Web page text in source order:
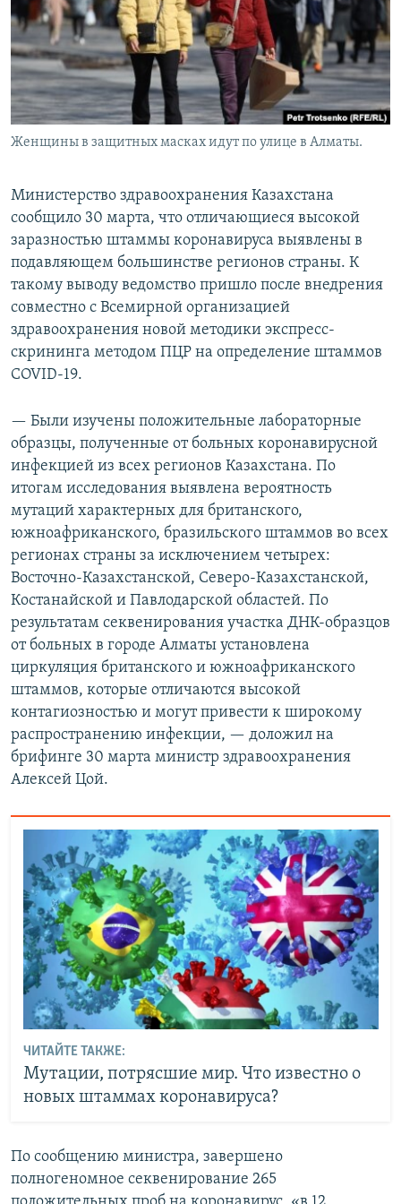
Женщины в защитных масках идут по улице в Алматы.
Министерство здравоохранения Казахстана
сообщило 30 марта, что отличающиеся высокой
заразностью штаммы коронавируса выявлены в
подавляющем большинстве регионов страны. К
такому выводу ведомство пришло после внедрения
совместно с Всемирной организацией
здравоохранения новой методики экспресс-
скрининга методом ПЦР на определение штаммов
COVID-19.
— Были изучены положительные лабораторные
образцы, полученные от больных коронавирусной
инфекцией из всех регионов Казахстана. По
итогам исследования выявлена вероятность
мутаций характерных для британского,
южноафриканского, бразильского штаммов во всех
регионах страны за исключением четырех:
Восточно-Казахстанской, Северо-Казахстанской,
Костанайской и Павлодарской областей. По
результатам секвенирования участка ДНК-образцов
от больных в городе Алматы установлена
циркуляция британского и южноафриканского
штаммов, которые отличаются высокой
контагиозностью и могут привести к широкому
распространению инфекции, — доложил на
брифинге 30 марта министр здравоохранения
Алексей Цой.
ЧИТАЙТЕ ТАКЖЕ:
Мутации, потрясшие мир. Что известно о
новых штаммах коронавируса?
По сообщению министра, завершено
полногеномное секвенирование 265